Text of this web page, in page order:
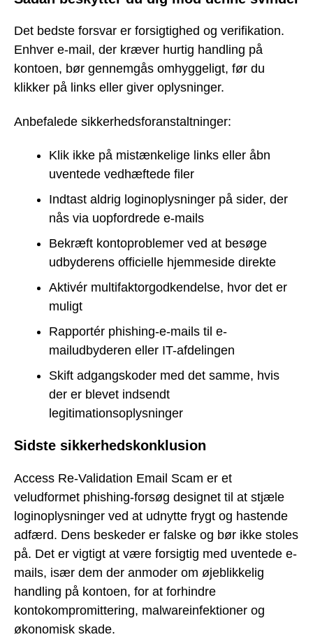
Det bedste forsvar er forsigtighed og verifikation.
Enhver e-mail, der kræver hurtig handling på
kontoen, bør gennemgås omhyggeligt, før du
klikker på links eller giver oplysninger.
Anbefalede sikkerhedsforanstaltninger:
Klik ikke på mistænkelige links eller åbn
uventede vedhæftede filer
Indtast aldrig loginoplysninger på sider, der
nås via uopfordrede e-mails
Bekræft kontoproblemer ved at besøge
udbyderens officielle hjemmeside direkte
Aktivér multifaktorgodkendelse, hvor det er
muligt
Rapportér phishing-e-mails til e-
mailudbyderen eller IT-afdelingen
Skift adgangskoder med det samme, hvis
der er blevet indsendt
legitimationsoplysninger
Sidste sikkerhedskonklusion
Access Re-Validation Email Scam er et
veludformet phishing-forsøg designet til at stjæle
loginoplysninger ved at udnytte frygt og hastende
adfærd. Dens beskeder er falske og bør ikke stoles
på. Det er vigtigt at være forsigtig med uventede e-
mails, især dem der anmoder om øjeblikkelig
handling på kontoen, for at forhindre
kontokompromittering, malwareinfektioner og
økonomisk skade.